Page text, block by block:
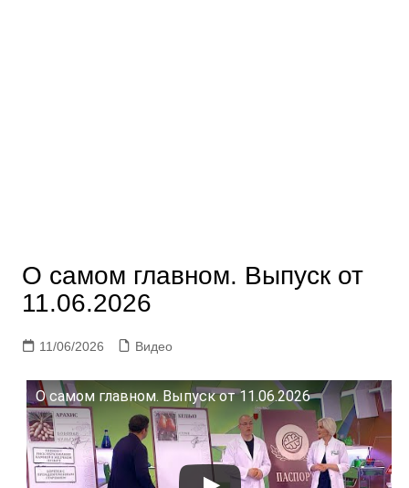
О самом главном. Выпуск от
11.06.2026
11/06/2026 Видео
О самом главном. Выпуск от 11.06.2026